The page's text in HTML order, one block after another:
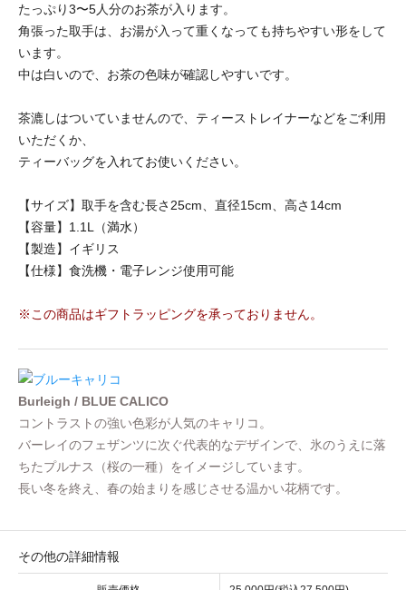
たっぷり3〜5人分のお茶が入ります。
角張った取手は、お湯が入って重くなっても持ちやすい形をして
います。
中は白いので、お茶の色味が確認しやすいです。
茶漉しはついていませんので、ティーストレイナーなどをご利用
いただくか、
ティーバッグを入れてお使いください。
【サイズ】取手を含む長さ25cm、直径15cm、高さ14cm
【容量】1.1L（満水）
【製造】イギリス
【仕様】食洗機・電子レンジ使用可能
※この商品はギフトラッピングを承っておりません。
Burleigh / BLUE CALICO
コントラストの強い色彩が人気のキャリコ。
バーレイのフェザンツに次ぐ代表的なデザインで、氷のうえに落
ちたプルナス（桜の一種）をイメージしています。
長い冬を終え、春の始まりを感じさせる温かい花柄です。
その他の詳細情報